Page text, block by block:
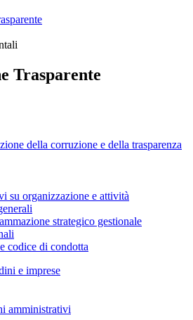
Trasparente
della corruzione e della trasparenza
su organizzazione e attività
strategico gestionale
codice di condotta
e imprese
amministrativi